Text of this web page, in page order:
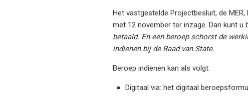
Het vastgestelde Projectbesluit, de
met 12 november ter inzage. Dan kunt u
betaald. En een beroep schorst de
indienen bij de Raad van State.
Beroep indienen kan als volgt:
Digitaal via: het digitaal